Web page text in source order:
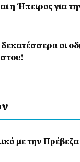
η Ήπειρος για
οι
με την